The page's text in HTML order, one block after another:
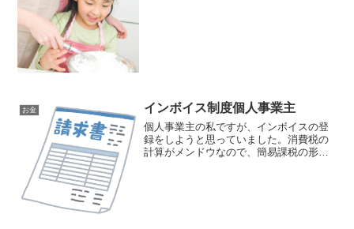
お金 インボイス制度個人事業主
個人事業主の私ですが、インボイスの登
録をしようと思っていました。消費税の
計算がメンドウなので、簡易課税の形式